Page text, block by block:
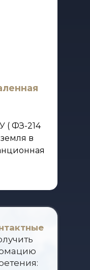
( ФЗ-214
в